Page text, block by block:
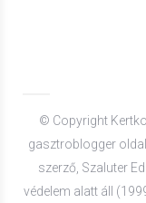
© Copyright
gasztroblogger
szerző, Szaluter
védelem alatt áll